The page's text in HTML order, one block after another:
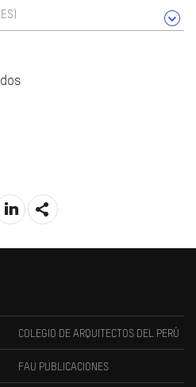
COLEGIO DE ARQUITECTOS DEL PERÚ
FAU PUBLICACIONES